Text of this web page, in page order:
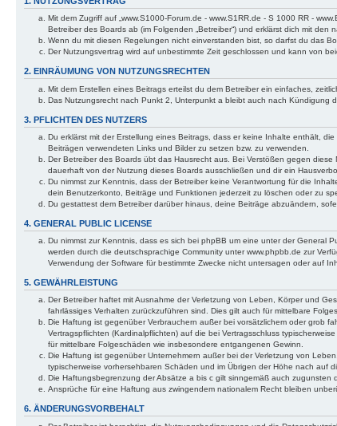
Mit dem Zugriff auf „www.S1000-Forum.de - www.S1RR.de - S 1000 RR -
Betreiber des Boards ab (im Folgenden „Betreiber“) und erklärst dich mit
Wenn du mit diesen Regelungen nicht einverstanden bist, so darfst du das
Der Nutzungsvertrag wird auf unbestimmte Zeit geschlossen und kann von
2. EINRÄUMUNG VON NUTZUNGSRECHTEN
Mit dem Erstellen eines Beitrags erteilst du dem Betreiber ein einfaches,
Das Nutzungsrecht nach Punkt 2, Unterpunkt a bleibt auch nach Kündigung
3. PFLICHTEN DES NUTZERS
Du erklärst mit der Erstellung eines Beitrags, dass er keine Inhalte enthält,
Beiträgen verwendeten Links und Bilder zu setzen bzw. zu verwenden.
Der Betreiber des Boards übt das Hausrecht aus. Bei Verstößen gegen
dauerhaft von der Nutzung dieses Boards ausschließen und dir ein
Du nimmst zur Kenntnis, dass der Betreiber keine Verantwortung für die
dein Benutzerkonto, Beiträge und Funktionen jederzeit zu löschen oder zu
Du gestattest dem Betreiber darüber hinaus, deine Beiträge abzuändern,
4. GENERAL PUBLIC LICENSE
Du nimmst zur Kenntnis, dass es sich bei phpBB um eine unter der General
werden durch die deutschsprachige Community unter www.phpbb.de zur
Verwendung der Software für bestimmte Zwecke nicht untersagen oder auf
5. GEWÄHRLEISTUNG
Der Betreiber haftet mit Ausnahme der Verletzung von Leben, Körper und
fahrlässiges Verhalten zurückzuführen sind. Dies gilt auch für mittelbare
Die Haftung ist gegenüber Verbrauchern außer bei vorsätzlichem oder grob
Vertragspflichten (Kardinalpflichten) auf die bei Vertragsschluss
für mittelbare Folgeschäden wie insbesondere entgangenen Gewinn.
Die Haftung ist gegenüber Unternehmern außer bei der Verletzung von
typischerweise vorhersehbaren Schäden und im Übrigen der Höhe nach auf
Die Haftungsbegrenzung der Absätze a bis c gilt sinngemäß auch zugunsten
Ansprüche für eine Haftung aus zwingendem nationalem Recht bleiben
6. ÄNDERUNGSVORBEHALT